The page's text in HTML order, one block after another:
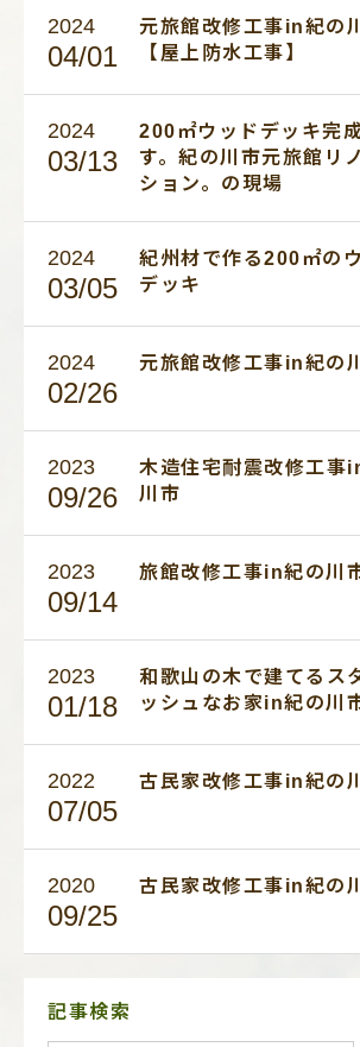
2024
04/01
元旅館改修工事in紀の
【屋上防水工事】
2024
03/13
200㎡ウッドデッキ完
す。紀の川市元旅館リ
ション。の現場
2024
03/05
紀州材で作る200㎡の
デッキ
2024
02/26
元旅館改修工事in紀の
2023
09/26
木造住宅耐震改修工事
川市
2023
09/14
旅館改修工事in紀の川
2023
01/18
和歌山の木で建てるス
ッシュなお家in紀の川
2022
07/05
古民家改修工事in紀の
2020
09/25
古民家改修工事in紀の
サ
記事検索